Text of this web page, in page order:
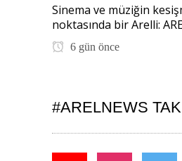
Sinema ve müziğin
noktasında bir Arelli:
6 gün önce
#ARELNEWS